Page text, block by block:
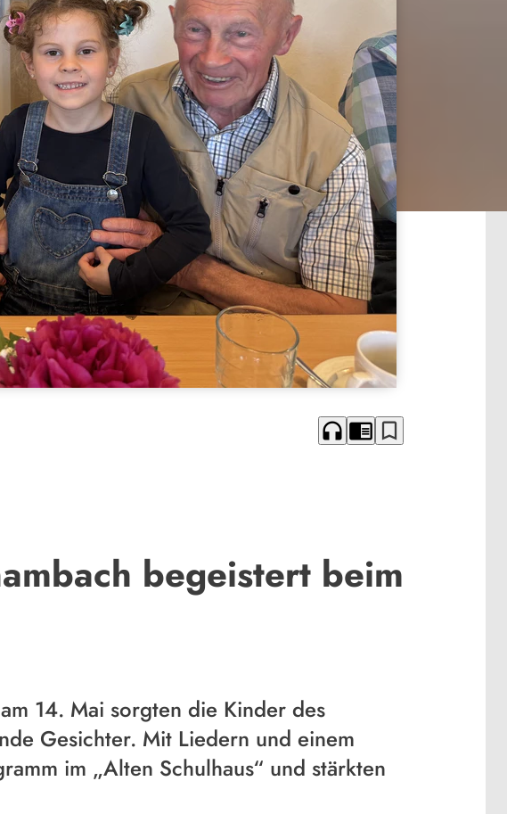
headphones chrome_reader_mode bookmark_border
begeistert beim
14. Mai sorgten die Kinder des
Gesichter. Mit Liedern und einem
im „Alten Schulhaus“ und stärkten